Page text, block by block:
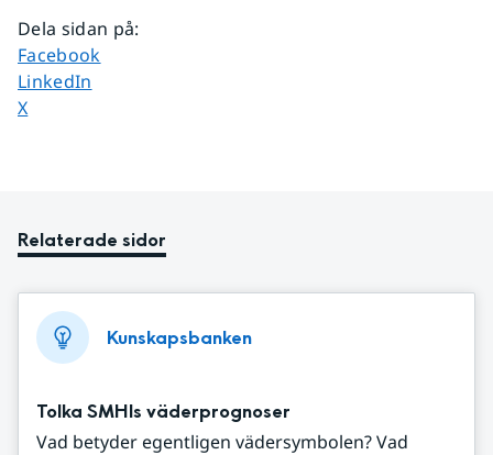
Dela sidan på:
Dela sidan på
Facebook
Dela sidan på
LinkedIn
Dela sidan på
X
Relaterade sidor
Kunskapsbanken
Tolka SMHIs väderprognoser
Vad betyder egentligen vädersymbolen? Vad